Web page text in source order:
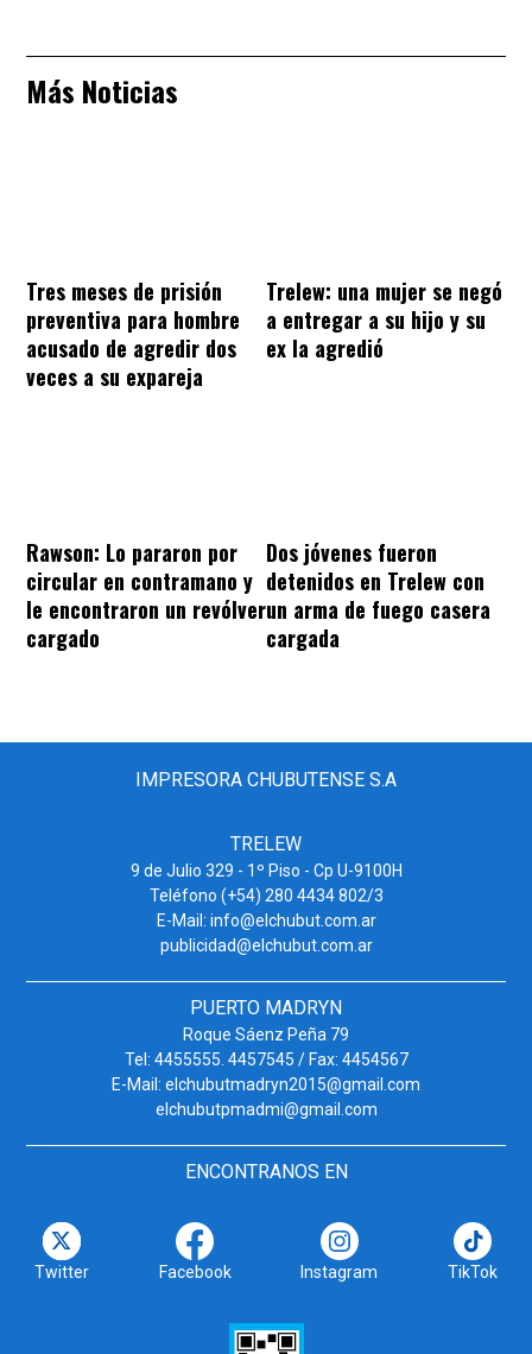
Más Noticias
Tres meses de prisión
preventiva para hombre
acusado de agredir dos
veces a su expareja
Trelew: una mujer se negó
a entregar a su hijo y su
ex la agredió
Rawson: Lo pararon por
circular en contramano y
le encontraron un revólver
cargado
Dos jóvenes fueron
detenidos en Trelew con
un arma de fuego casera
cargada
IMPRESORA CHUBUTENSE S.A
TRELEW
9 de Julio 329 - 1º Piso - Cp U-9100H
Teléfono (+54) 280 4434 802/3
E-Mail: info@elchubut.com.ar
publicidad@elchubut.com.ar
PUERTO MADRYN
Roque Sáenz Peña 79
Tel: 4455555. 4457545 / Fax: 4454567
E-Mail: elchubutmadryn2015@gmail.com
elchubutpmadmi@gmail.com
ENCONTRANOS EN
Twitter Facebook Instagram TikTok